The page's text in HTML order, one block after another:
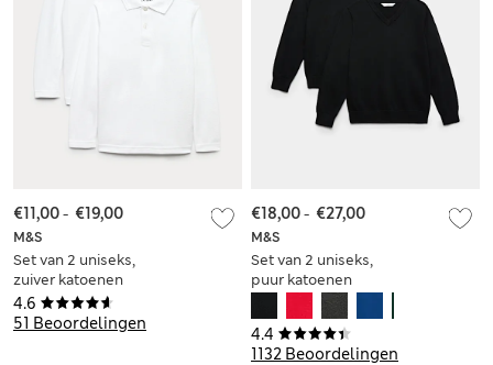
4.6
51 Beoordelingen
M&S
Set van 2 uniseks,
zuiver katoenen
schoolpoloshirts
met Stain Resist (2-
€11,00- €19,00
4.4
1132 Beoordelingen
M&S
Set van 2 uniseks,
puur katoenen
schooltruien (3-18
jaar)
€18,00- €27,00